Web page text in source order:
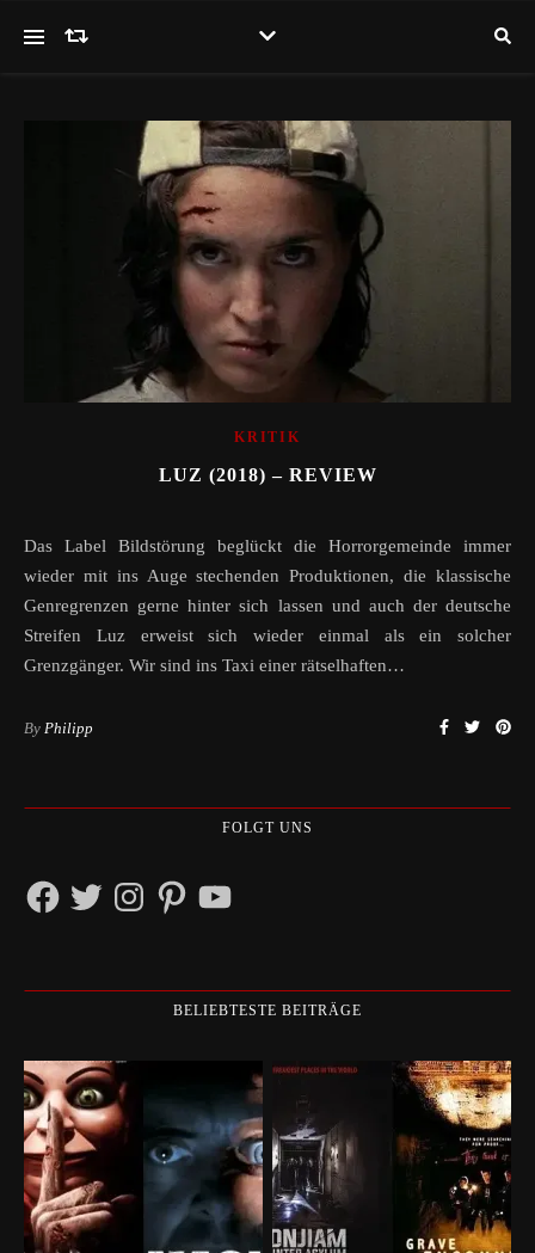
KRITIK
LUZ (2018) – REVIEW
Das Label Bildstörung beglückt die Horrorgemeinde immer
wieder mit ins Auge stechenden Produktionen, die klassische
Genregrenzen gerne hinter sich lassen und auch der deutsche
Streifen Luz erweist sich wieder einmal als ein solcher
Grenzgänger. Wir sind ins Taxi einer rätselhaften…
By Philipp
FOLGT UNS
FacebookTwitterInstagramPinterestYouTube
BELIEBTESTE BEITRÄGE